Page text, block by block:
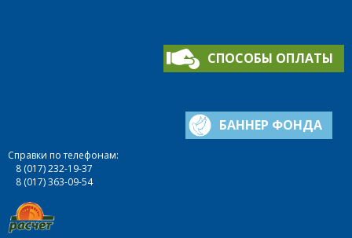
СПОСОБЫ ОПЛАТЫ
БАННЕР ФОНДА
Справки по телефонам:
8 (017) 232-19-37
8 (017) 363-09-54